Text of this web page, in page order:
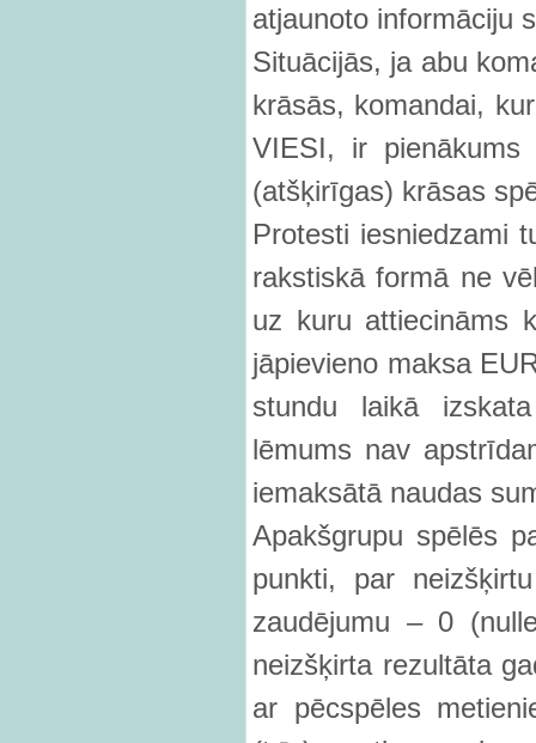
atjaunoto informāciju
Situācijās, ja abu
krāsās, komandai,
VIESI, ir pienākums
(atšķirīgas) krāsas
Protesti iesniedzami
rakstiskā formā ne
uz kuru attiecināms
jāpievieno maksa
stundu laikā
lēmums nav
iemaksātā naudas
Apakšgrupu spēlēs
punkti, par
zaudējumu – 0
neizšķirta rezultāta
ar pēcspēles